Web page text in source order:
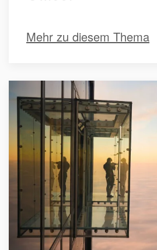
Mehr zu diesem Thema